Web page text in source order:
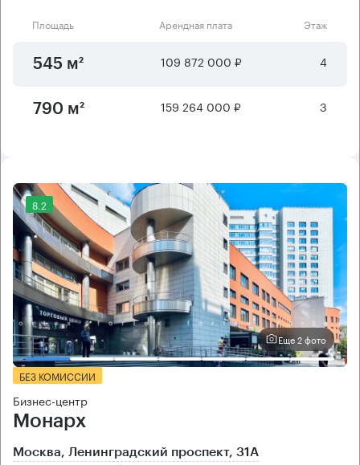
Площадь Арендная плата Этаж
545 м² 109 872 000 ₽ 4
790 м² 159 264 000 ₽ 3
8.2
Еще 2 фото
БЕЗ КОМИССИИ
Бизнес-центр
Монарх
Москва, Ленинградский проспект, 31А